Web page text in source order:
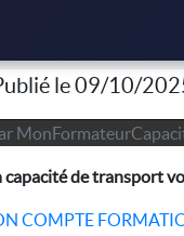
le 09/10/
capacité de transport
COMPTE